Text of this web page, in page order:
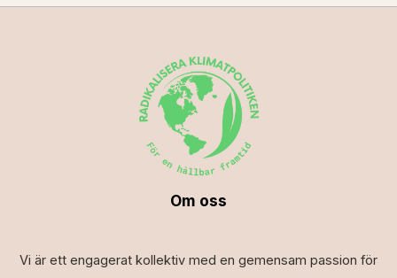
Om oss
Vi är ett engagerat kollektiv med en gemensam passion för